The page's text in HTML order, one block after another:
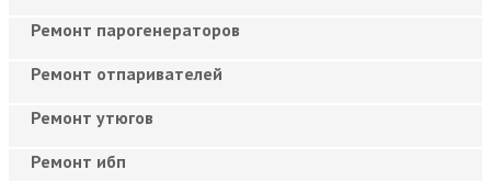
Ремонт парогенераторов
Ремонт отпаривателей
Ремонт утюгов
Ремонт ибп